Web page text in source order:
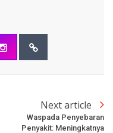
Next article
Waspada Penyebaran
Penyakit: Meningkatnya